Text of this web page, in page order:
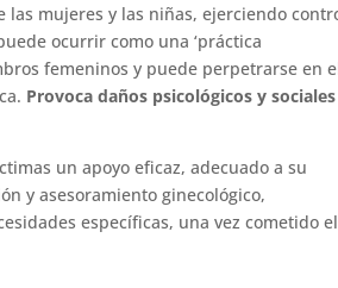
mujeres y las niñas, ejerciendo
ocurrir como una ‘práctica
femeninos y puede perpetrarse en
Provoca daños psicológicos y sociales
un apoyo eficaz, adecuado a su
y asesoramiento ginecológico,
específicas, una vez cometido el